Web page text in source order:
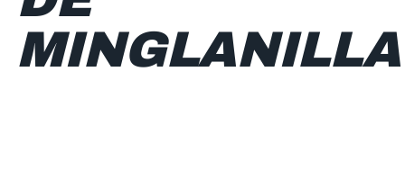
MINGLANILLA